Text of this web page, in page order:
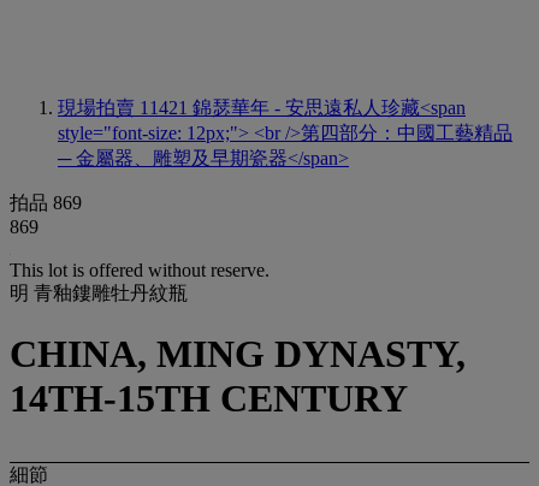
現場拍賣 11421 錦瑟華年 - 安思遠私人珍藏<span
style="font-size: 12px;"> <br />第四部分：中國工藝精品
─ 金屬器、雕塑及早期瓷器</span>
拍品 869
869
This lot is offered without reserve.
明 青釉鏤雕牡丹紋瓶
CHINA, MING DYNASTY,
14TH-15TH CENTURY
細節